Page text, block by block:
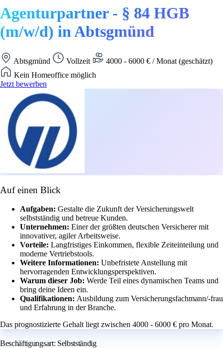
Agenturpartner - § 84 HGB
(m/w/d) in Abtsgmünd
Abtsgmünd Vollzeit
4000 - 6000 € / Monat (geschätzt)
Kein Homeoffice möglich
Jetzt bewerben
Auf einen Blick
Aufgaben: Gestalte die Zukunft der Versicherungswelt
selbstständig und betreue Kunden.
Unternehmen: Einer der größten deutschen Versicherer mit
innovativer, agiler Arbeitsweise.
Vorteile: Langfristiges Einkommen, flexible Zeiteinteilung und
moderne Vertriebstools.
Weitere Informationen: Unbefristete Anstellung mit
hervorragenden Entwicklungsperspektiven.
Warum dieser Job: Werde Teil eines dynamischen Teams und
bring deine Ideen ein.
Qualifikationen: Ausbildung zum Versicherungsfachmann/-frau
und Erfahrung in der Branche.
Das prognostizierte Gehalt liegt zwischen 4000 - 6000 € pro Monat.
Beschäftigungsart: Selbstständig